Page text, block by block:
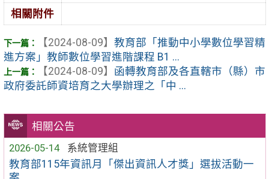
相關公告
2026-05-14
系統管理組
教育部115年資訊月「傑出資訊人才獎」選拔活動一
相關附件
【2024-08-09】 教育部「推動中小學數位學習精
進方案」教師數位學習進階課程 B1 ...
【2024-08-09】 函轉教育部及各直轄市（縣）市
政府委託師資培育之大學辦理之「中 ...